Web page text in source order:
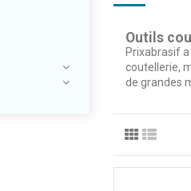
Outils
Prixabrasif
coutellerie,
de grandes